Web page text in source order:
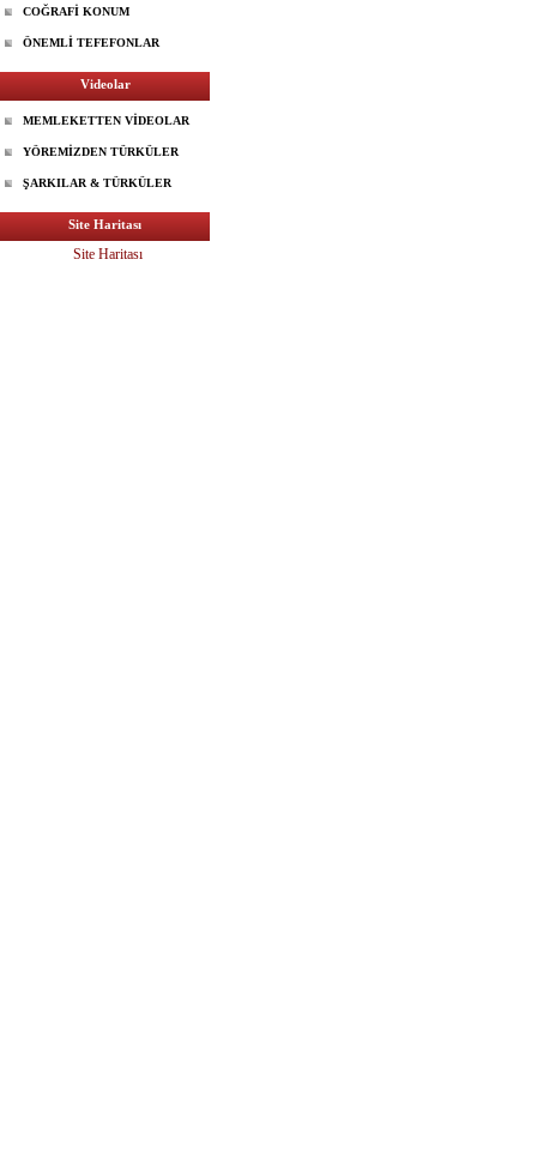
COĞRAFİ KONUM
ÖNEMLİ TEFEFONLAR
Videolar
MEMLEKETTEN VİDEOLAR
YÖREMİZDEN TÜRKÜLER
ŞARKILAR & TÜRKÜLER
Site Haritası
Site Haritası